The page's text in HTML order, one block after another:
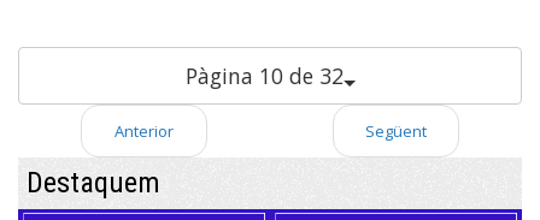
Pàgina 10 de 32
Anterior Següent
Destaquem